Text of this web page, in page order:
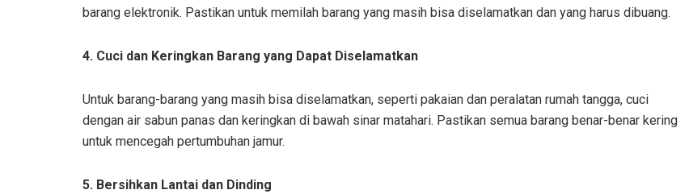
barang elektronik. Pastikan untuk memilah barang yang masih bisa diselamatkan dan yang harus dibuang.
4. Cuci dan Keringkan Barang yang Dapat Diselamatkan
Untuk barang-barang yang masih bisa diselamatkan, seperti pakaian dan peralatan rumah tangga, cuci
dengan air sabun panas dan keringkan di bawah sinar matahari. Pastikan semua barang benar-benar kering
untuk mencegah pertumbuhan jamur.
5. Bersihkan Lantai dan Dinding